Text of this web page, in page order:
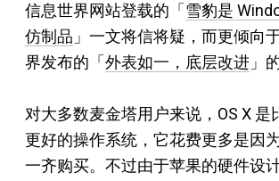
信息世界网站登载的「 雪豹是
仿制品 」一文将信将疑，而更倾向
界发布的「 外表如一，底层改进 」
对大多数麦金塔用户来说，OS X 是
更好的操作系统，它花费更多是因
一齐购买。不过由于苹果的硬件设